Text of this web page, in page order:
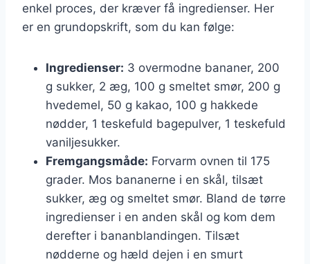
enkel proces, der kræver få ingredienser. Her
er en grundopskrift, som du kan følge:
Ingredienser: 3 overmodne bananer, 200
g sukker, 2 æg, 100 g smeltet smør, 200 g
hvedemel, 50 g kakao, 100 g hakkede
nødder, 1 teskefuld bagepulver, 1 teskefuld
vaniljesukker.
Fremgangsmåde: Forvarm ovnen til 175
grader. Mos bananerne i en skål, tilsæt
sukker, æg og smeltet smør. Bland de tørre
ingredienser i en anden skål og kom dem
derefter i bananblandingen. Tilsæt
nødderne og hæld dejen i en smurt